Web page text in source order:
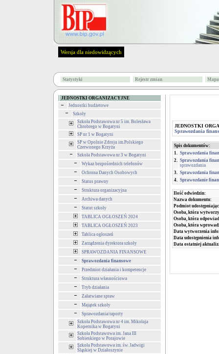
Wersja dla niedowidzących
Statystyki Rejestr zmian
JEDNOSTKI ORGANIZACYJNE
Jednostki budżetowe
Szkoły
Szkoła Podstawowa nr 5 im. Bolesława
Chrobrego w Bogatyni
SP nr 1 w Bogatyni
SP w Opolnie Zdroju im.Polskiego
Czerwonego Krzyża
Szkoła Podstawowa nr 3 w Bogatyni
Wykaz bezpośrednich telefonów
Ochrona Danych Osobowych
Status prawny
Struktura organizacyjna
Archiwa danych
Statut szkoły
TABLICA OGŁOSZEŃ 2024
TABLICA OGŁOSZEŃ 2023
Tablica ogłoszeń
Zarządzenia dyrektora szkoły
SPRAWOZDANIA FINANSOWE
Sprawozdania finansowe
Przedmiot działania i kompetencje
Struktura własnościowa
Tryb działania
Załatwiane spraw
Majątek szkoły
Sprawozdania/raporty
Szkoła Podstawowa nr 4 im. Mikołaja
Kopernika w Bogatyni
Szkoła Podstawowa im. Jana III
Sobieskiego w Porajowie
Szkoła Podstawowa im. św. Jadwigi
Śląskiej w Działoszynie
JEDNOSTKI
Sprawozdania
Spis dokumentów:
1. Sprawozdania
2. Sprawozdania
sprawozdania
3. Sprawozdania
4. Sprawozdanie
Ilość odwiedzin:
Nazwa dokumentu:
Podmiot
Osoba, która
Osoba, która
Osoba, która
Data wytworzenia
Data udostępnienia
Data ostatniej